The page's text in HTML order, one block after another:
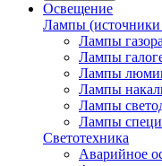
Освещение
Лампы (источники
Лампы
Лампы
Лампы
Лампы
Лампы
Лампы
Светотехника
Аварийное